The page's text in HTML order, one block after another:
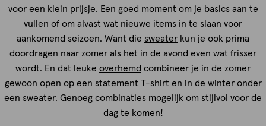
voor een klein prijsje. Een goed moment om je basics aan te
vullen of om alvast wat nieuwe items in te slaan voor
aankomend seizoen. Want die sweater kun je ook prima
doordragen naar zomer als het in de avond even wat frisser
wordt. En dat leuke overhemd combineer je in de zomer
gewoon open op een statement T-shirt en in de winter onder
een sweater. Genoeg combinaties mogelijk om stijlvol voor de
dag te komen!